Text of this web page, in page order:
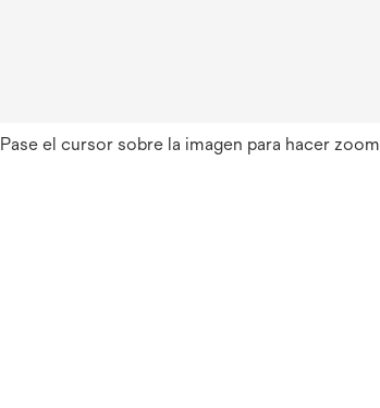
Pase el cursor sobre la imagen para hacer zoom